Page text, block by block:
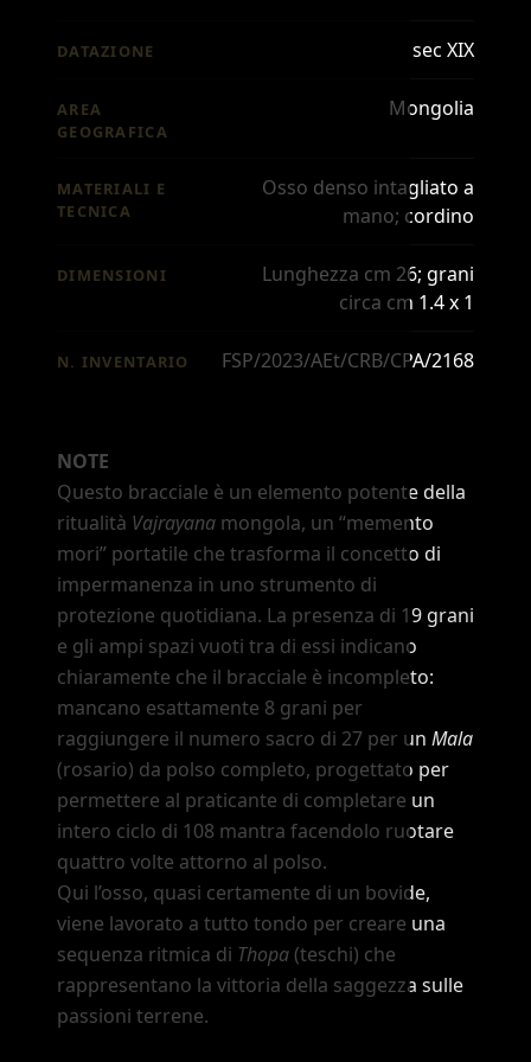
DATAZIONE sec XIX
AREA
GEOGRAFICA
Mongolia
MATERIALI E
TECNICA
Osso denso intagliato a
mano; cordino
DIMENSIONI
Lunghezza cm 26; grani
circa cm 1.4 x 1
N. INVENTARIO FSP/2023/AEt/CRB/CPA/2168
NOTE
Questo bracciale è un elemento potente della
ritualità Vajrayana mongola, un “memento
mori” portatile che trasforma il concetto di
impermanenza in uno strumento di
protezione quotidiana. La presenza di 19 grani
e gli ampi spazi vuoti tra di essi indicano
chiaramente che il bracciale è incompleto:
mancano esattamente 8 grani per
raggiungere il numero sacro di 27 per un Mala
(rosario) da polso completo, progettato per
permettere al praticante di completare un
intero ciclo di 108 mantra facendolo ruotare
quattro volte attorno al polso.
Qui l’osso, quasi certamente di un bovide,
viene lavorato a tutto tondo per creare una
sequenza ritmica di Thopa (teschi) che
rappresentano la vittoria della saggezza sulle
passioni terrene.